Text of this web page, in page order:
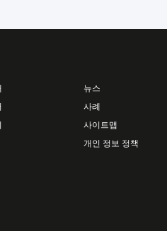
뉴스
사례
사이트맵
개인 정보 정책